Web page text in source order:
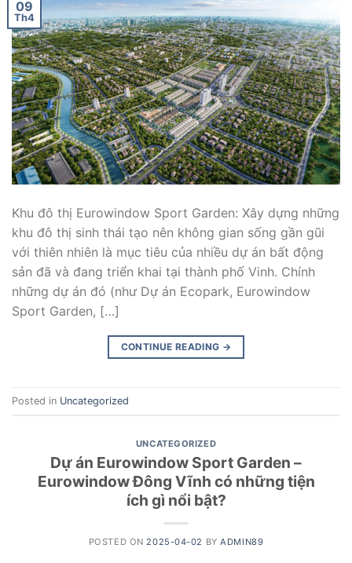
09
Th4
Khu đô thị Eurowindow Sport Garden: Xây dựng những
khu đô thị sinh thái tạo nên không gian sống gần gũi
với thiên nhiên là mục tiêu của nhiều dự án bất động
sản đã và đang triển khai tại thành phố Vinh. Chính
những dự án đó (như Dự án Ecopark, Eurowindow
Sport Garden, […]
CONTINUE READING →
Posted in Uncategorized
UNCATEGORIZED
Dự án Eurowindow Sport Garden –
Eurowindow Đông Vĩnh có những tiện
ích gì nổi bật?
POSTED ON2025-04-02 BYADMIN89